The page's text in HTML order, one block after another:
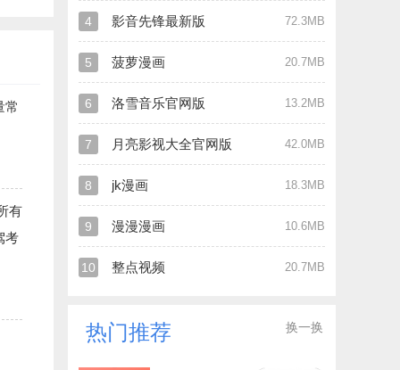
常
有
考
4 影音先锋最新版 72.3MB
5 菠萝漫画 20.7MB
6 洛雪音乐官网版 13.2MB
7 月亮影视大全官网版 42.0MB
8 jk漫画 18.3MB
9 漫漫漫画 10.6MB
10 整点视频 20.7MB
热门推荐 换一换